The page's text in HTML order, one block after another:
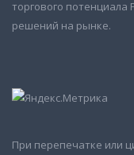
торгового потенциала
решений на рынке.
При перепечатке или